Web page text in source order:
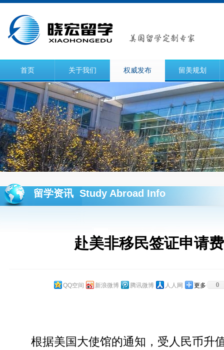
首页 关于我们 权威发布 留美规划
留学资讯 Study Abroad Info
赴美非移民签证申请
QQ空间 新浪微博 腾讯微博 人人网 更多 0
根据美国大使馆的通知，受人民币升